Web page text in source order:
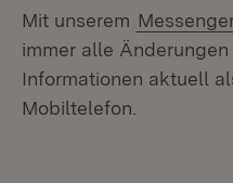
Mit unserem
immer alle
Informationen aktuell
Mobiltelefon.